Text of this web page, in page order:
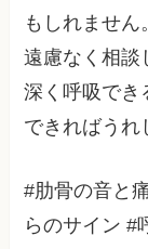
もしれませ
遠慮なく相談
深く呼吸でき
できればうれ
#肋骨の音と
らのサイン #